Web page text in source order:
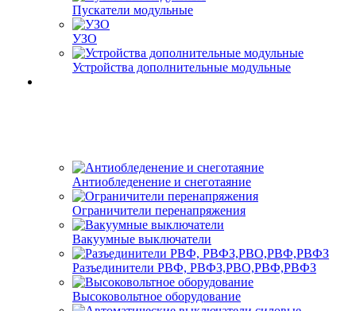
Пускатели модульные
УЗО
Устройства дополнительные модульные
Антиобледенение и снеготаяние
Ограничители перенапряжения
Вакуумные выключатели
Разъединители РВФ, РВФЗ,РВО,РВФ,РВФЗ
Высоковольтное оборудование